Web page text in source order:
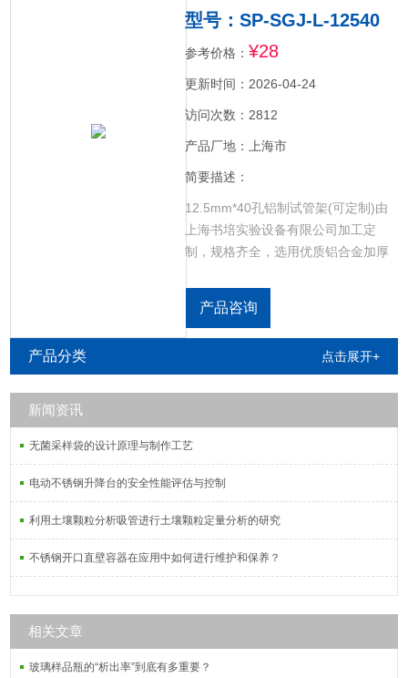
型号：SP-SGJ-L-12540
参考价格： ¥28
更新时间：2026-04-24
访问次数：2812
产品厂地：上海市
简要描述：
12.5mm*40孔铝制试管架(可定制)由
上海书培实验设备有限公司加工定
制，规格齐全，选用优质铝合金加厚
铝材质，可以定制需要的特殊规格。
产品咨询
产品分类 点击展开+
新闻资讯
无菌采样袋的设计原理与制作工艺
电动不锈钢升降台的安全性能评估与控制
利用土壤颗粒分析吸管进行土壤颗粒定量分析的研究
不锈钢开口直壁容器在应用中如何进行维护和保养？
相关文章
玻璃样品瓶的“析出率”到底有多重要？